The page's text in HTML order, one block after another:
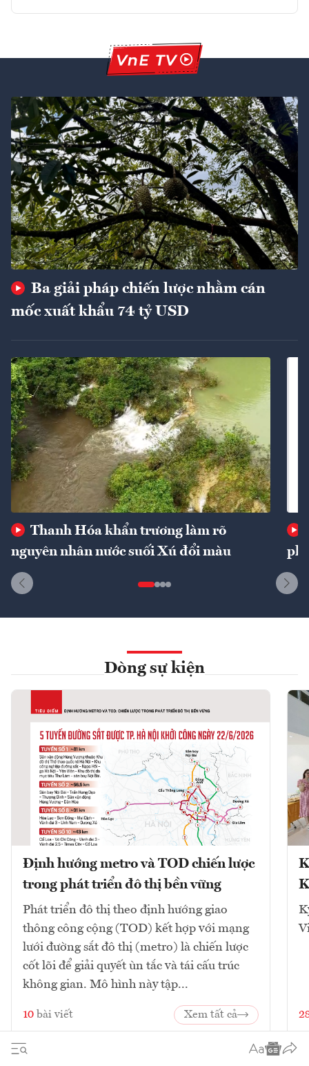
Ba giải pháp chiến lược nhằm cán
mốc xuất khẩu 74 tỷ USD
Thanh Hóa khẩn trương làm rõ
nguyên nhân nước suối Xú đổi màu
phí
Dòng sự kiện
Định hướng metro và TOD chiến lược
trong phát triển đô thị bền vững
Phát triển đô thị theo định hướng giao
thông công cộng (TOD) kết hợp với mạng
lưới đường sắt đô thị (metro) là chiến lược
cốt lõi để giải quyết ùn tắc và tái cấu trúc
không gian. Mô hình này tập...
10 bài viết Xem tất cả